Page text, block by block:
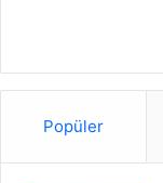
Popüler